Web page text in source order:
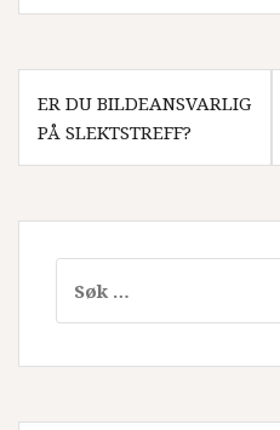
ER DU BILDEANSVARLIG
PÅ SLEKTSTREFF?
etter: